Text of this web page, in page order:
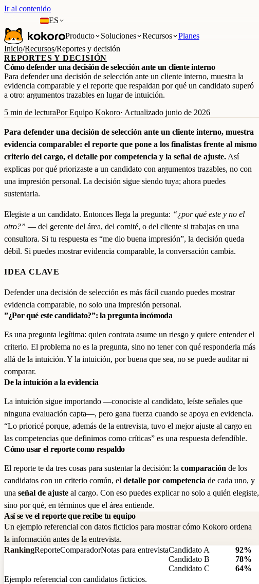
Ir al contenido
ES
Producto
Soluciones Recursos Planes
Inicio/Recursos/Reportes y decisión
REPORTES Y DECISIÓN
Cómo defender una decisión de selección ante un cliente interno
Para defender una decisión de selección ante un cliente interno, muestra la
evidencia comparable y el reporte que respaldan por qué un candidato superó
a otro: argumentos trazables en lugar de intuición.
5 min de lecturaPor Equipo Kokoro· Actualizado junio de 2026
Para defender una decisión de selección ante un cliente interno, muestra
evidencia comparable: el reporte que pone a los finalistas frente al mismo
criterio del cargo, el detalle por competencia y la señal de ajuste. Así
explicas por qué priorizaste a un candidato con argumentos trazables, no con
una impresión personal. La decisión sigue siendo tuya; ahora puedes
sustentarla.
Elegiste a un candidato. Entonces llega la pregunta: “¿por qué este y no el
otro?” — del gerente del área, del comité, o del cliente si trabajas en una
consultora. Si tu respuesta es “me dio buena impresión”, la decisión queda
débil. Si puedes mostrar evidencia comparable, la conversación cambia.
IDEA CLAVE
Defender una decisión de selección es más fácil cuando puedes mostrar
evidencia comparable, no solo una impresión personal.
”¿Por qué este candidato?”: la pregunta incómoda
Es una pregunta legítima: quien contrata asume un riesgo y quiere entender el
criterio. El problema no es la pregunta, sino no tener con qué responderla más
allá de la intuición. Y la intuición, por buena que sea, no se puede auditar ni
comparar.
De la intuición a la evidencia
La intuición sigue importando —conociste al candidato, leíste señales que
ninguna evaluación capta—, pero gana fuerza cuando se apoya en evidencia.
“Lo prioricé porque, además de la entrevista, tuvo el mejor ajuste al cargo en
las competencias que definimos como críticas” es una respuesta defendible.
Cómo usar el reporte como respaldo
El reporte te da tres cosas para sustentar la decisión: la comparación de los
candidatos con un criterio común, el detalle por competencia de cada uno, y
una señal de ajuste al cargo. Con eso puedes explicar no solo a quién elegiste,
sino por qué, en términos que el área entiende.
Así se ve el reporte que recibe tu equipo
Un ejemplo referencial con datos ficticios para mostrar cómo Kokoro ordena
la información antes de la entrevista.
RankingReporteComparadorNotas para entrevistaCandidato A
92%
Candidato B
78%
Candidato C
64%
Ejemplo referencial con candidatos ficticios.